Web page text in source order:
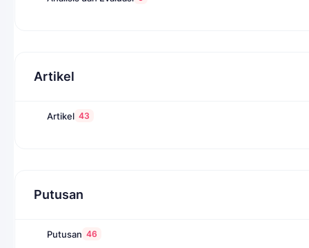
Artikel
Artikel 43
Putusan
Putusan 46